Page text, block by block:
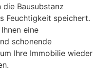
Bausubstanz
Feuchtigkeit speichert.
eine
schonende
Ihre Immobilie wieder